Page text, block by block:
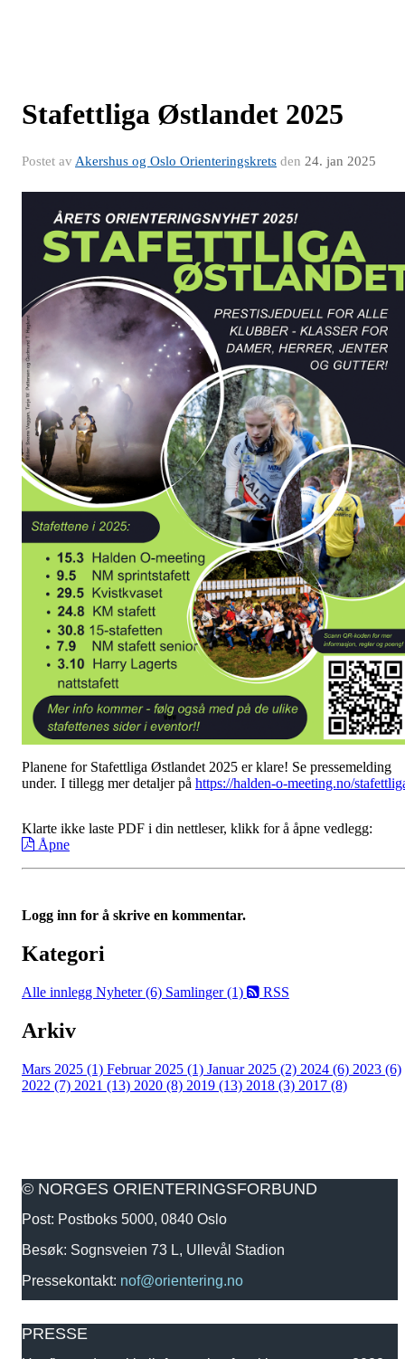
Stafettliga Østlandet 2025
Postet av Akershus og Oslo Orienteringskrets den 24. jan 2025
Planene for Stafettliga Østlandet 2025 er klare! Se pressemelding
under. I tillegg mer detaljer på https://halden-o-meeting.no/
Klarte ikke laste PDF i din nettleser, klikk for å åpne vedlegg:
Åpne
Logg inn for å skrive en kommentar.
Kategori
Alle innlegg Nyheter (6) Samlinger (1) RSS
Arkiv
Mars 2025 (1) Februar 2025 (1) Januar 2025 (2) 2024 (6) 2023 (6)
2022 (7) 2021 (13) 2020 (8) 2019 (13) 2018 (3) 2017 (8)
© NORGES ORIENTERINGSFORBUND
Post: Postboks 5000, 0840 Oslo
Besøk: Sognsveien 73 L, Ullevål Stadion
Pressekontakt: nof@orientering.no
PRESSE